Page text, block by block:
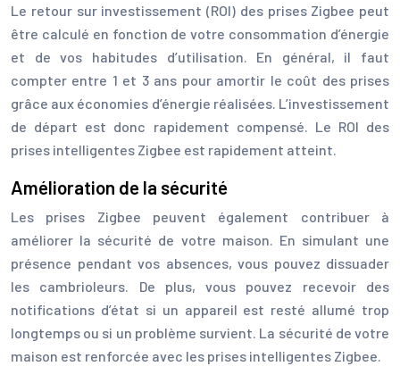
Le retour sur investissement (ROI) des prises Zigbee peut
être calculé en fonction de votre consommation d’énergie
et de vos habitudes d’utilisation. En général, il faut
compter entre 1 et 3 ans pour amortir le coût des prises
grâce aux économies d’énergie réalisées. L’investissement
de départ est donc rapidement compensé. Le ROI des
prises intelligentes Zigbee est rapidement atteint.
Amélioration de la sécurité
Les prises Zigbee peuvent également contribuer à
améliorer la sécurité de votre maison. En simulant une
présence pendant vos absences, vous pouvez dissuader
les cambrioleurs. De plus, vous pouvez recevoir des
notifications d’état si un appareil est resté allumé trop
longtemps ou si un problème survient. La sécurité de votre
maison est renforcée avec les prises intelligentes Zigbee.